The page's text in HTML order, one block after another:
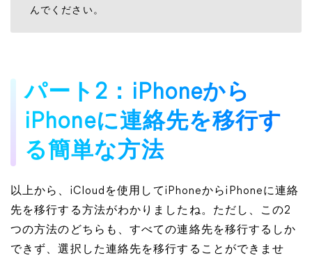
んでください。
パート2：iPhoneから
iPhoneに連絡先を移行す
る簡単な方法
以上から、iCloudを使用してiPhoneからiPhoneに連絡
先を移行する方法がわかりましたね。ただし、この2
つの方法のどちらも、すべての連絡先を移行するしか
できず、選択した連絡先を移行することができませ